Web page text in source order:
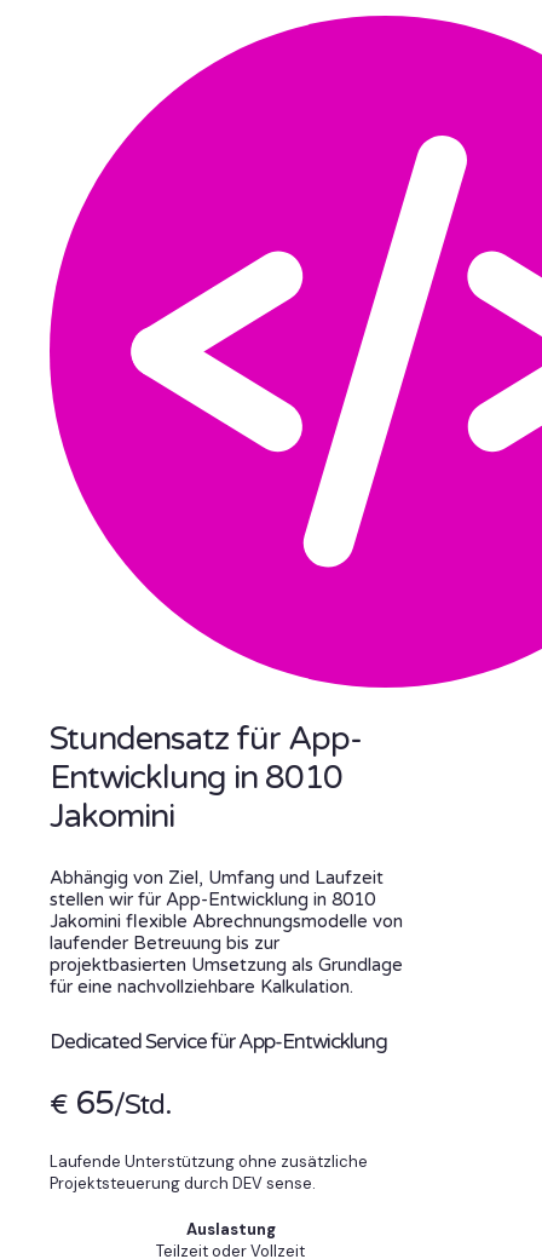
Stundensatz für App-
Entwicklung in 8010
Jakomini
Abhängig von Ziel, Umfang und Laufzeit
stellen wir für App-Entwicklung in 8010
Jakomini flexible Abrechnungsmodelle von
laufender Betreuung bis zur
projektbasierten Umsetzung als Grundlage
für eine nachvollziehbare Kalkulation.
Dedicated Service für App-Entwicklung
€ 65/Std.
Laufende Unterstützung ohne zusätzliche
Projektsteuerung durch DEV sense.
Auslastung
Teilzeit oder Vollzeit